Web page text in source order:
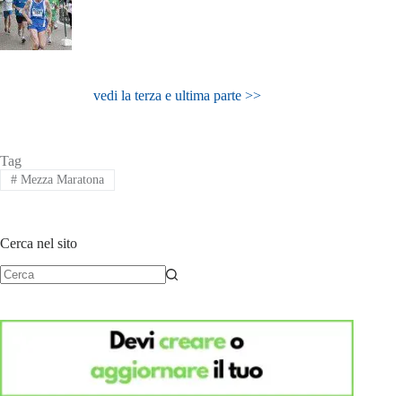
vedi la terza e ultima parte >>
Tag
#Mezza Maratona
Cerca nel sito